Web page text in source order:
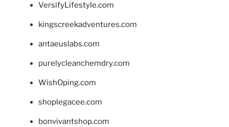
VersifyLifestyle.com
kingscreekadventures.com
antaeuslabs.com
purelycleanchemdry.com
WishOping.com
shoplegacee.com
bonvivantshop.com